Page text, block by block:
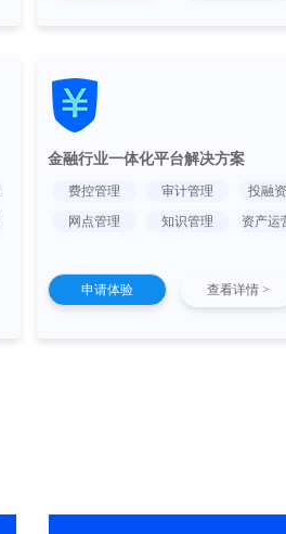
金融行业一体化平台解决方案
费控管理 审计管理
投融
网点管理
知识管理 资产运
申请体验 查看详情 >